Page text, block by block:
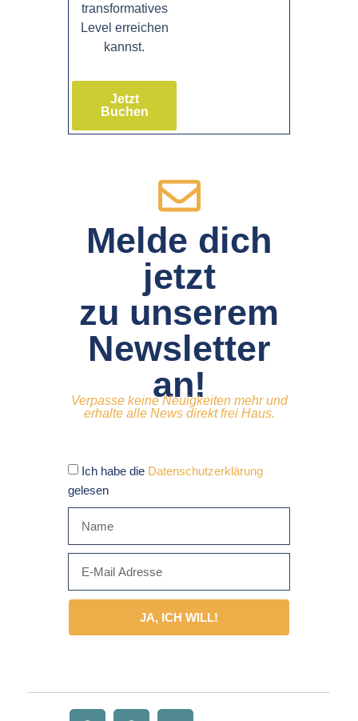
transformatives
Level erreichen
kannst.
Jetzt
Buchen
Melde dich
jetzt
zu unserem
Newsletter
an!
Verpasse keine Neuigkeiten mehr und
erhalte alle News direkt frei Haus.
Ich habe die Datenschutzerklärung
gelesen
JA, ICH WILL!